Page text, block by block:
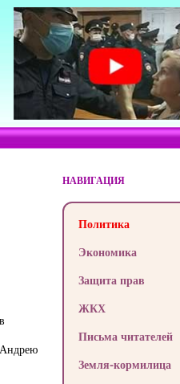
НАВИГАЦИЯ
Политика
Экономика
Защита прав
ЖКХ
Письма читателей
Земля-кормилица